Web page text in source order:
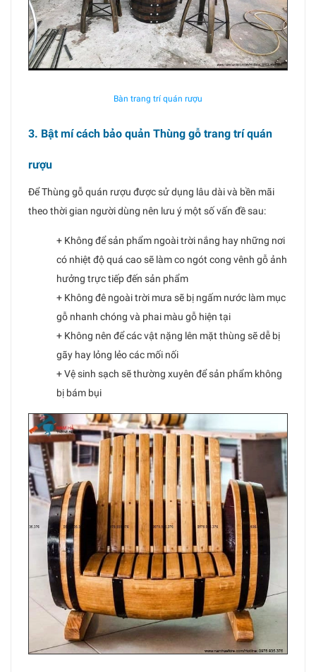
Bàn trang trí quán rượu
3. Bật mí cách bảo quản Thùng gỗ trang trí quán
rượu
Để Thùng gỗ quán rượu được sử dụng lâu dài và bền mãi
theo thời gian người dùng nên lưu ý một số vấn đề sau:
+ Không để sản phẩm ngoài trời nắng hay những nơi
có nhiệt độ quá cao sẽ làm co ngót cong vênh gỗ ảnh
hưởng trực tiếp đến sản phẩm
+ Không đê ngoài trời mưa sẽ bị ngấm nước làm mục
gỗ nhanh chóng và phai màu gỗ hiện tại
+ Không nên để các vật nặng lên mặt thùng sẽ dễ bị
gãy hay lỏng lẻo các mối nối
+ Vệ sinh sạch sẽ thường xuyên để sản phẩm không
bị bám bụi